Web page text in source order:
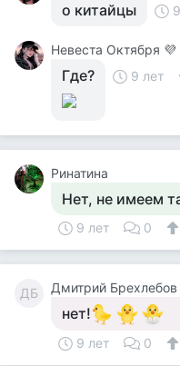
о китайцы
Невеста Октября 💜
Где? 9 лет
Ринатина
Нет, не имеем
9 лет 0
ДБ Дмитрий Брехлебов
нет!
9 лет 0